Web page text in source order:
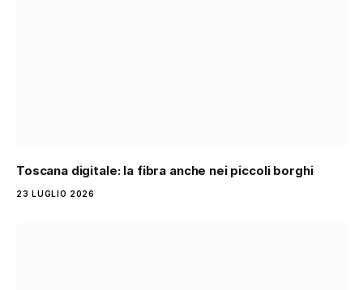
Toscana digitale: la fibra anche nei piccoli borghi
23 LUGLIO 2026